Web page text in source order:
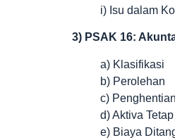
i) Isu dalam
3) PSAK 16:
a) Klasifikasi
b) Perolehan
c)
d) Aktiva
e) Biaya